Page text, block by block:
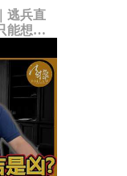
逃兵直
能想到